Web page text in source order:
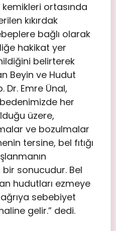
kemikleri ortasında
kıkırdak
bağlı olarak
hakikat yer
belirterek
Beyin ve Hudut
Dr. Emre Ünal,
bedenimizde her
üzere,
ve bozulmalar
tersine, bel fıtığı
bir sonucudur. Bel
hudutları ezmeye
sebebiyet
gelir.” dedi.